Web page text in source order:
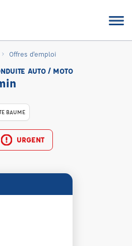
Offres d'emploi
AUTO / MOTO
BAUME
URGENT